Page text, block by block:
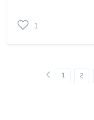
1
1 2